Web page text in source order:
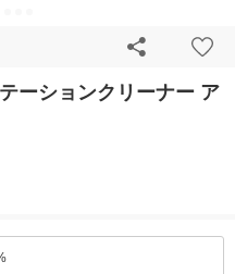
ーションクリーナー ア